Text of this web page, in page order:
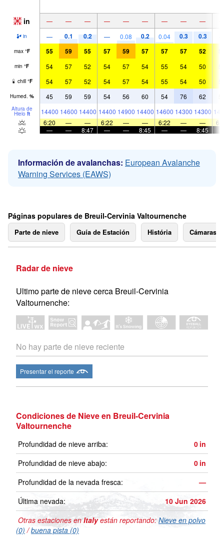
in — — — — — — — — —
in — 0.1 0.2 — 0.08 0.2 0.04 0.3 0.3
max °F 55 59 55 57 59 57 57 57 52
min °F 54 57 52 54 57 54 55 54 50
chill °F 54 57 52 54 57 54 55 54 50
Humed. % 45 59 59 54 56 60 54 76 62
Altura de
Hielo ft 14400 14600 14400 14400 14900 14400 14600 14300 14300
6:20
— — 6:22 — — 6:22 — —
—
— 8:47 — — 8:45 — — 8:45
Información de avalanchas: European Avalanche
Warning Services (EAWS)
Páginas populares de Breuil-Cervinia Valtournenche
Parte de nieve Guía de Estación História Cámaras
Radar de nieve
Ultimo parte de nieve cerca Breuil-Cervinia
Valtournenche:
No hay parte de nieve reciente
Presentar el reporte
Condiciones de Nieve en Breuil-Cervinia
Valtournenche
Profundidad de nieve arriba: 0 in
Profundidad de nieve abajo:
0 in
Profundidad de la nevada fresca:
—
Última nevada:
10 Jun 2026
Otras estaciones enItalyestán reportando: Nieve en polvo
(0) /buena pista (0)